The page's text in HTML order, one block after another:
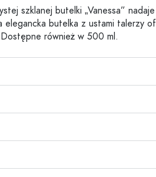
szklanej butelki „Vanessa”
elegancka butelka z ustami talerzy
również w 500 ml.